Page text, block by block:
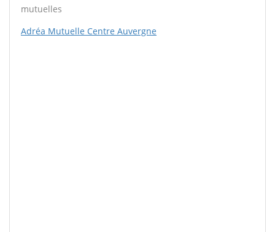
mutuelles
Adréa Mutuelle Centre Auvergne